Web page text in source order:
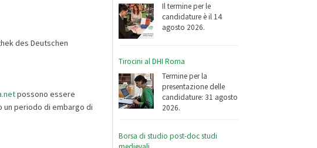
Il termine per le
candidature è il 14
agosto 2026.
Tirocini al DHI Roma
Termine per la
presentazione delle
candidature: 31 agosto
2026.
Borsa di studio post-doc studi
des Deutschen
possono essere
un periodo di embargo di